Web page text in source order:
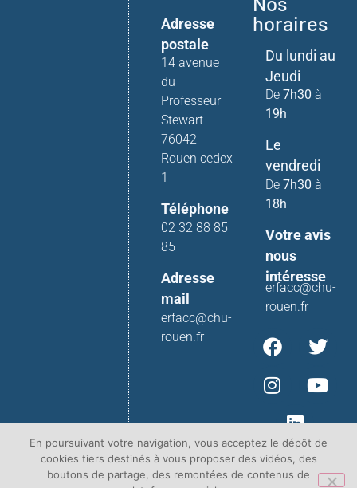
Adresse
postale
14 avenue
du
Professeur
Stewart
76042
Rouen cedex
1
Téléphone
02 32 88 85
85
Adresse
mail
erfacc@chu-
rouen.fr
horaires
Du lundi au
Jeudi
De 7h30 à
19h
Le
vendredi
De 7h30 à
18h
Votre avis
nous
intéresse
erfacc@chu-
rouen.fr
En poursuivant votre navigation, vous acceptez le dépôt de
cookies tiers destinés à vous proposer des vidéos, des
boutons de partage, des remontées de contenus de